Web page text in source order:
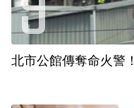
北市公館傳奪命火警